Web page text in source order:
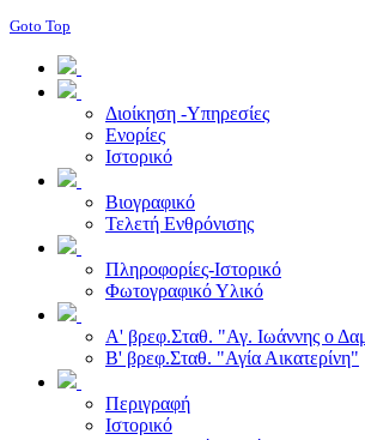
Goto Top
Διοίκηση -Υπηρεσίες
Ενορίες
Ιστορικό
Βιογραφικό
Τελετή Ενθρόνισης
Πληροφορίες-Ιστορικό
Φωτογραφικό Υλικό
Α' βρεφ.Σταθ. "Αγ. Ιωάννης ο
Β' βρεφ.Σταθ. "Αγία Αικατερίνη"
Περιγραφή
Ιστορικό